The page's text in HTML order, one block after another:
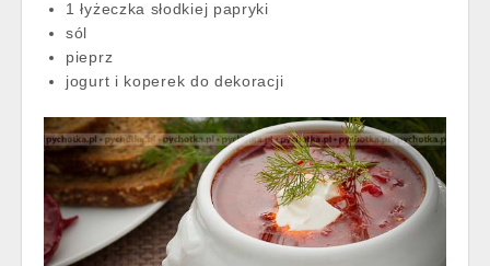
1 łyżeczka słodkiej papryki
sól
pieprz
jogurt i koperek do dekoracji